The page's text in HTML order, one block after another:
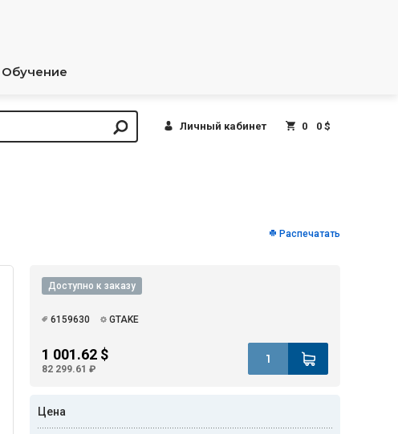
Обучение
Личный кабинет 0 0 $
Распечатать
Доступно к заказу
6159630 GTAKE
1 001.62 $
82 299.61 ₽
Цена